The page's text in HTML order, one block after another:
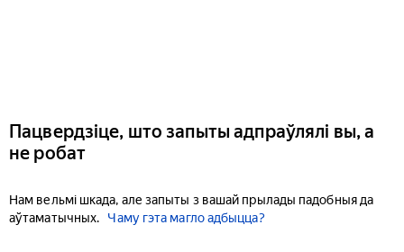
Пацвердзіце, што запыты адпраўлялі вы, а
не робат
Нам вельмі шкада, але запыты з вашай прылады падобныя да
аўтаматычных.
Чаму гэта магло адбыцца?